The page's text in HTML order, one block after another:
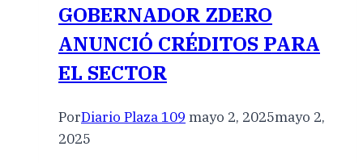
GOBERNADOR ZDERO
ANUNCIÓ CRÉDITOS PARA
EL SECTOR
PorDiario Plaza 109 mayo 2, 2025mayo 2,
2025